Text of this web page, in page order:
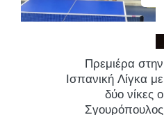
Πρεμιέρα στην
Ισπανική Λίγκα με
δύο νίκες ο
Σγουρόπουλος